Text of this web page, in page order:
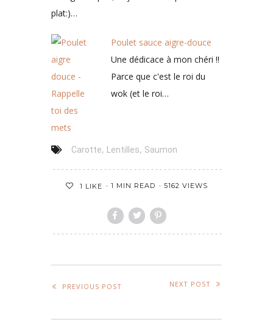
plat:)…
Poulet sauce aigre-douce
Une dédicace à mon chéri !!
Parce que c'est le roi du
wok (et le roi…
Carotte, Lentilles, Saumon
1 LIKE 1 MIN READ 5162 VIEWS
PREVIOUS POST NEXT POST